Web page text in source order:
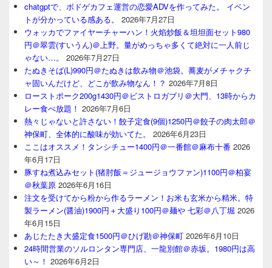
chatgptで、ボドゲカフェ運営の恋愛ADVを作ってみた。 イベン
トが分かっている感ある。
2026年7月27日
ウォッカでファイヤーチャーハン！火焰炒飯＆坦坦面セット980
円＠翠雲(すいうん)＠上野。量がめっちゃ多くて絶対に一人前じ
ゃない…。
2026年7月27日
たぬきそば(L)990円＠たぬきは飲み物＠池袋。蕎麦がメチャクチ
ャ固いんだけど、どこが飲み物なん！？ 2026年7月8日
ローストポーク200g1430円＠ビストロガブリ＠大門、13時からカ
レー食べ放題！ 2026年7月6日
熱々じゃないと許さない！餃子定食(9個)1250円＠餃子の肉太郎＠
神保町、全体的に酸味が効いてた。
2026年6月23日
ここはオススメ！タンシチュー1400円＠一番館＠麻布十番 2026
年6月17日
豚すね煮込みセット(猪肘飯＝ジュージョウファン)1100円＠柏宴
＠秋葉原 2026年6月16日
注文を受けてから粉から作るラーメン！お米も玄米から精米。特
製ラーメン(醤油)1900円＋大盛り100円＠麺や 七彩＠八丁堀 2026
年6月15日
あじたたき大盛定食1500円＠ひげ勘＠神保町 2026年6月10日
24時間営業のソルロンタン専門店、一龍別館＠赤坂。1980円は高
い～！ 2026年6月2日